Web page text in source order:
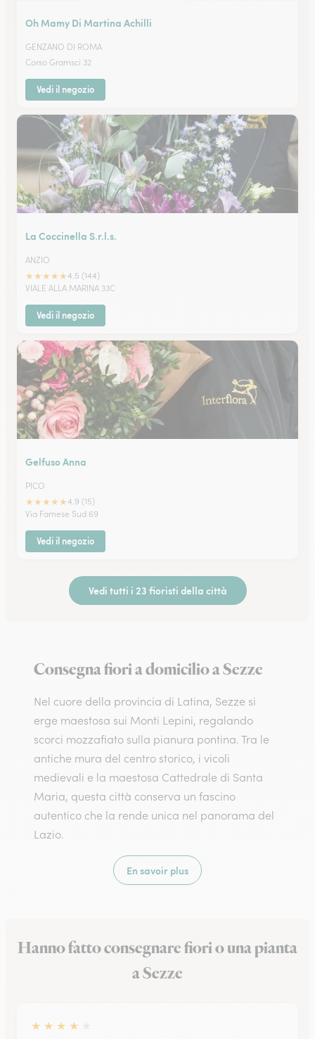
Oh Mamy Di Martina Achilli
GENZANO DI ROMA
Corso Gramsci 32
Vedi il negozio
La Coccinella S.r.l.s.
ANZIO
★★★★★4.5 (144)
VIALE ALLA MARINA 33C
Vedi il negozio
Gelfuso Anna
PICO
★★★★★4.9 (15)
Via Farnese Sud 69
Vedi il negozio
Vedi tutti i 23 fioristi della città
Consegna fiori a domicilio a Sezze
Nel cuore della provincia di Latina, Sezze si
erge maestosa sui Monti Lepini, regalando
scorci mozzafiato sulla pianura pontina. Tra le
antiche mura del centro storico, i vicoli
medievali e la maestosa Cattedrale di Santa
Maria, questa città conserva un fascino
autentico che la rende unica nel panorama del
Lazio.
En savoir plus
Hanno fatto consegnare fiori o una pianta
a Sezze
★ ★ ★ ★